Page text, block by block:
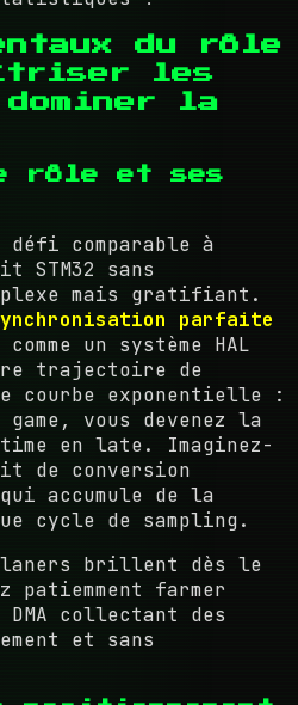
du rôle
les
dominer la
rôle et ses
défi comparable à
STM32 sans
mais gratifiant.
parfaite
comme un système HAL
trajectoire de
courbe exponentielle :
vous devenez la
en late. Imaginez-
de conversion
accumule de la
cycle de sampling.
laners brillent dès le
patiemment farmer
DMA collectant des
et sans